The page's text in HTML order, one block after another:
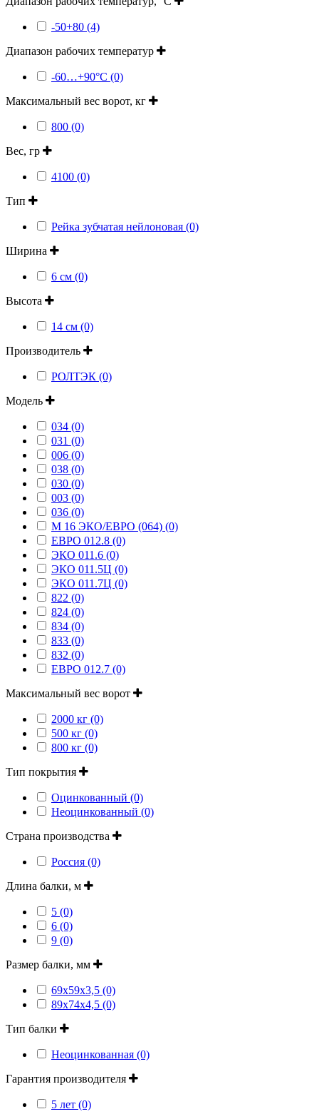
-50+80 (4)
Диапазон рабочих температур
-60…+90°C (0)
Максимальный вес ворот, кг
800 (0)
Вес, гр
4100 (0)
Тип
Рейка зубчатая нейлоновая (0)
Ширина
6 см (0)
Высота
14 см (0)
Производитель
РОЛТЭК (0)
Модель
034 (0)
031 (0)
006 (0)
038 (0)
030 (0)
003 (0)
036 (0)
М 16 ЭКО/ЕВРО (064) (0)
ЕВРО 012.8 (0)
ЭКО 011.6 (0)
ЭКО 011.5Ц (0)
ЭКО 011.7Ц (0)
822 (0)
824 (0)
834 (0)
833 (0)
832 (0)
ЕВРО 012.7 (0)
Максимальный вес ворот
2000 кг (0)
500 кг (0)
800 кг (0)
Тип покрытия
Оцинкованный (0)
Неоцинкованный (0)
Страна производства
Россия (0)
Длина балки, м
5 (0)
6 (0)
9 (0)
Размер балки, мм
69x59x3,5 (0)
89x74x4,5 (0)
Тип балки
Неоцинкованная (0)
Гарантия производителя
5 лет (0)